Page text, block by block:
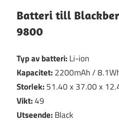
Batteri till
9800
Typ av batteri:Li-ion
Kapacitet:2200mAh /
Storlek:51.40 x 37.00 x
Vikt:49
Utseende:Black